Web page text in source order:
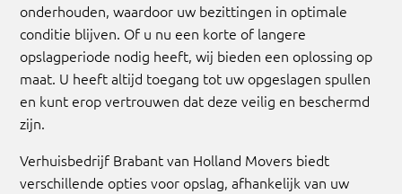
onderhouden, waardoor uw bezittingen in optimale
conditie blijven. Of u nu een korte of langere
opslagperiode nodig heeft, wij bieden een oplossing op
maat. U heeft altijd toegang tot uw opgeslagen spullen
en kunt erop vertrouwen dat deze veilig en beschermd
zijn.
Verhuisbedrijf Brabant van Holland Movers biedt
verschillende opties voor opslag, afhankelijk van uw